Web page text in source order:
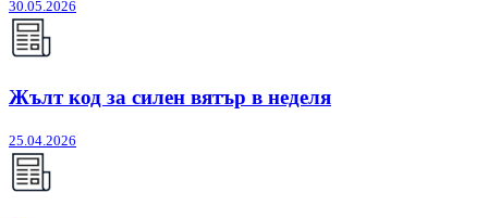
30.05.2026
Жълт код за силен вятър в неделя
25.04.2026